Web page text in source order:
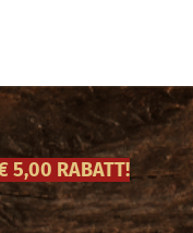
5,00 RABATT!